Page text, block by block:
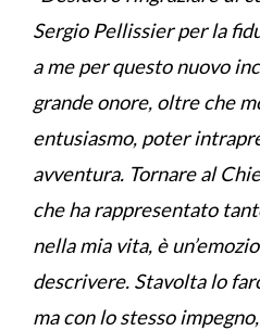
Sergio Pellissier per la
a me per questo nuovo
grande onore, oltre che
entusiasmo, poter
avventura. Tornare al
che ha rappresentato
nella mia vita, è
descrivere. Stavolta lo
ma con lo stesso